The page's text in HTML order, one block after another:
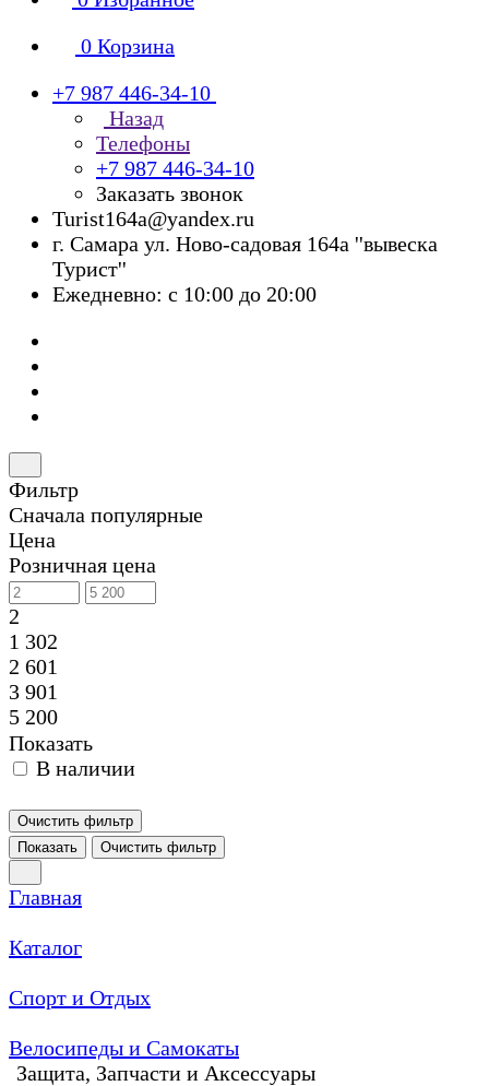
0 Корзина
+7 987 446-34-10
Назад
Телефоны
+7 987 446-34-10
Заказать звонок
Turist164a@yandex.ru
г. Cамара ул. Ново-садовая 164а ''вывеска
Турист''
Ежедневно: с 10:00 до 20:00
Фильтр
Сначала популярные
Цена
Розничная цена
2
1 302
2 601
3 901
5 200
Показать
В наличии
Очистить фильтр
Показать
Очистить фильтр
Главная
Каталог
Спорт и Отдых
Велосипеды и Самокаты
Защита, Запчасти и Аксессуары